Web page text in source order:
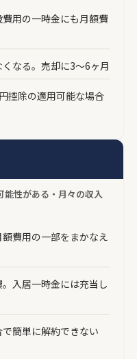
用の一時金にも月額費
なる。売却に3〜6ヶ月
控除の適用可能な場合
能性がある・月々の収入
費用の一部をまかなえ
入居一時金には充当し
簡単に解約できない